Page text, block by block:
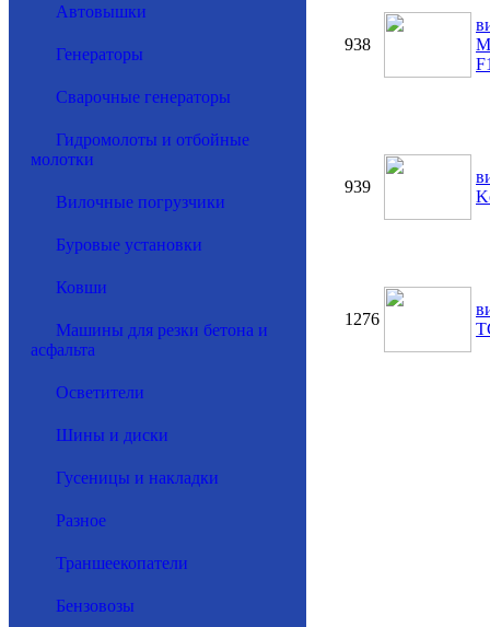
Автовышки
Генераторы
Сварочные генераторы
Гидромолоты и отбойные
молотки
Вилочные погрузчики
Буровые установки
Ковши
Машины для резки бетона и
асфальта
Осветители
Шины и диски
Гусеницы и накладки
Разное
Траншеекопатели
Бензовозы
938
939
1276